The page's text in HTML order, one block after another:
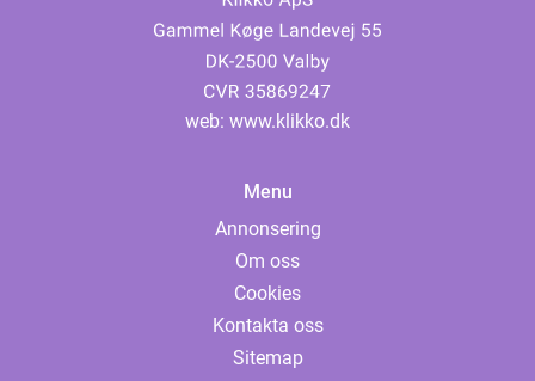
web: www.klikko.dk
Menu
Annonsering
Om oss
Cookies
Kontakta oss
Sitemap